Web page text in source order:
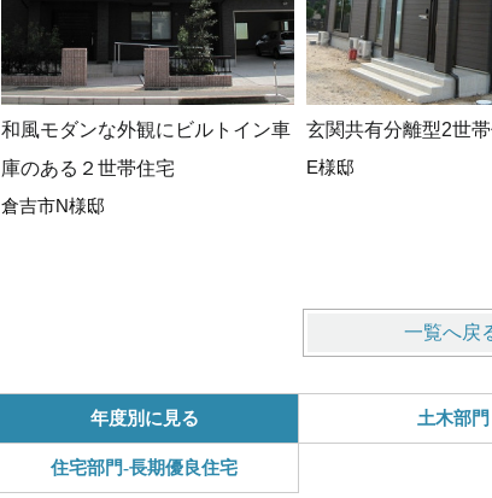
和風モダンな外観にビルトイン車
庫のある２世帯住宅
倉吉市N様邸
玄関共有分離型2世
E様邸
一覧へ戻
年度別に見る 土木部門
住宅部門-長期優良住宅